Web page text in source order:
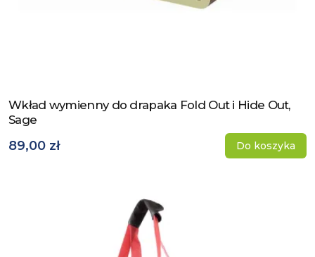
Zobacz produkt
Wkład wymienny do drapaka Fold Out i Hide Out,
Sage
89,00 zł Do koszyka